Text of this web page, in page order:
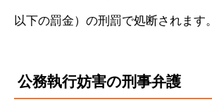
以下の罰金）の刑罰で処断されます。
公務執行妨害の刑事弁護